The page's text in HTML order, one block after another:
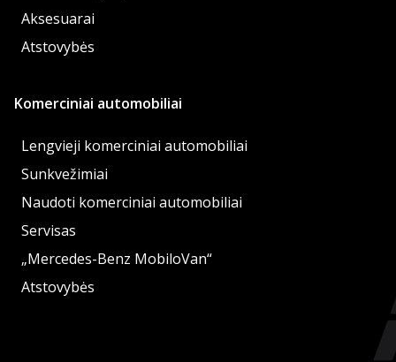
Aksesuarai
Atstovybės
Komerciniai automobiliai
Lengvieji komerciniai automobiliai
Sunkvežimiai
Naudoti komerciniai automobiliai
Servisas
„Mercedes-Benz MobiloVan“
Atstovybės